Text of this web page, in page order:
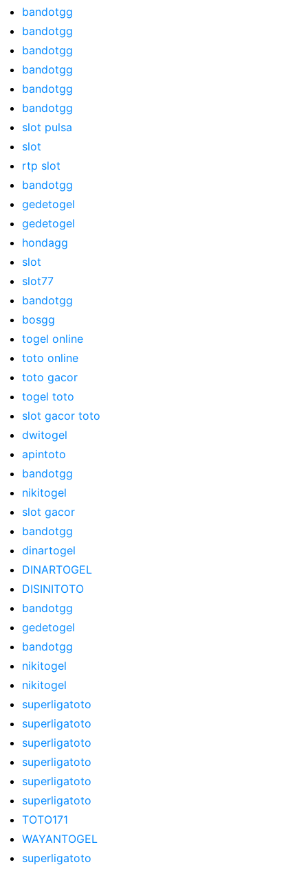
bandotgg
bandotgg
bandotgg
bandotgg
bandotgg
bandotgg
slot pulsa
slot
rtp slot
bandotgg
gedetogel
gedetogel
hondagg
slot
slot77
bandotgg
bosgg
togel online
toto online
toto gacor
togel toto
slot gacor toto
dwitogel
apintoto
bandotgg
nikitogel
slot gacor
bandotgg
dinartogel
DINARTOGEL
DISINITOTO
bandotgg
gedetogel
bandotgg
nikitogel
nikitogel
superligatoto
superligatoto
superligatoto
superligatoto
superligatoto
superligatoto
TOTO171
WAYANTOGEL
superligatoto